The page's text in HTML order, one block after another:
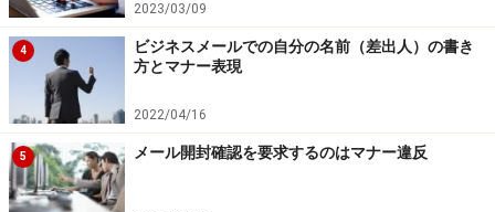
買い物カゴや決済機能等のオプションサービスを増やし
て収益をあげる手もあります。
まずは無料版でユーザーを増やし、『囲い込こんでから
じっくりと商売を』がマイクロソフトの考えのようで
す。
2023/03/09
4
ビジネスメールでの自分の名前（差出人）の書き
方とマナー表現
2022/04/16
5 メール開封確認を要求するのはマナー違反